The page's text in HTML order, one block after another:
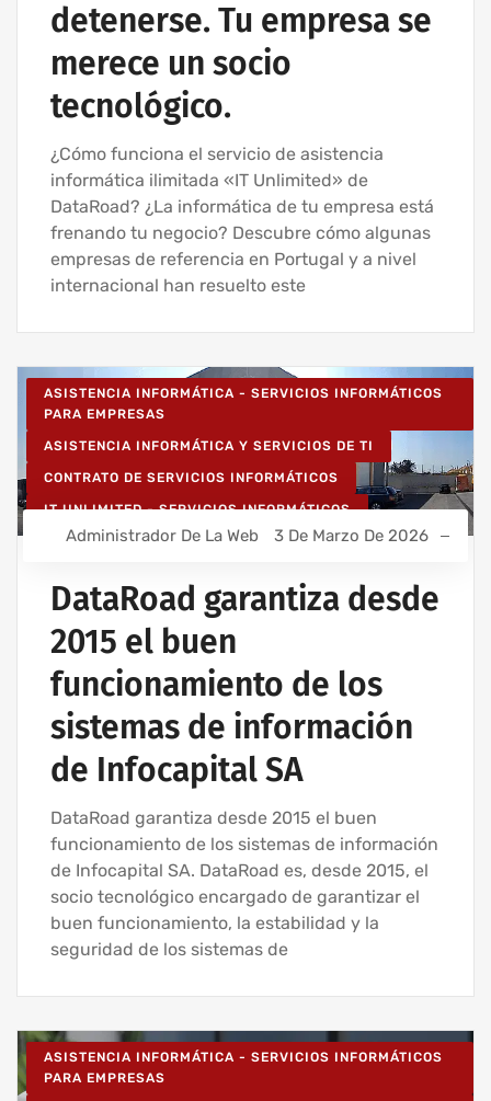
detenerse. Tu empresa se
merece un socio
tecnológico.
¿Cómo funciona el servicio de asistencia
informática ilimitada «IT Unlimited» de
DataRoad? ¿La informática de tu empresa está
frenando tu negocio? Descubre cómo algunas
empresas de referencia en Portugal y a nivel
internacional han resuelto este
ASISTENCIA INFORMÁTICA - SERVICIOS INFORMÁTICOS
PARA EMPRESAS
ASISTENCIA INFORMÁTICA Y SERVICIOS DE TI
CONTRATO DE SERVICIOS INFORMÁTICOS
IT UNLIMITED - SERVICIOS INFORMÁTICOS
MANTENIMIENTO INFORMÁTICO PARA EMPRESAS
Administrador De La Web 3 De Marzo De 2026
DataRoad garantiza desde
2015 el buen
funcionamiento de los
sistemas de información
de Infocapital SA
DataRoad garantiza desde 2015 el buen
funcionamiento de los sistemas de información
de Infocapital SA. DataRoad es, desde 2015, el
socio tecnológico encargado de garantizar el
buen funcionamiento, la estabilidad y la
seguridad de los sistemas de
ASISTENCIA INFORMÁTICA - SERVICIOS INFORMÁTICOS
PARA EMPRESAS